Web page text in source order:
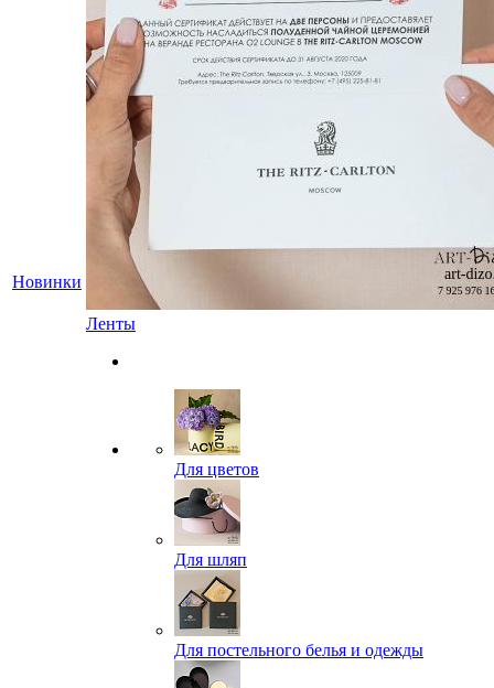
Новинки
Ленты
Для цветов
Для шляп
Для постельного белья и одежды